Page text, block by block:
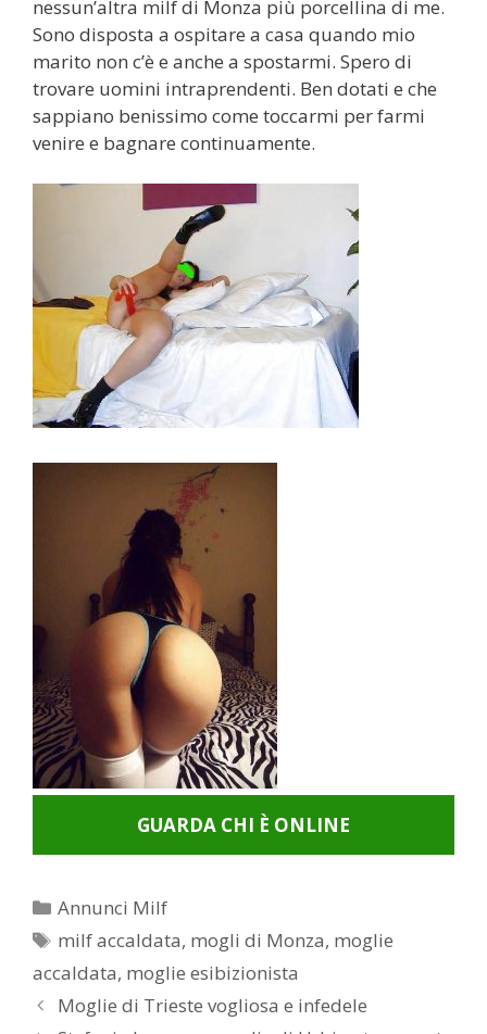
nessun’altra milf di Monza più porcellina di me.
Sono disposta a ospitare a casa quando mio
marito non c’è e anche a spostarmi. Spero di
trovare uomini intraprendenti. Ben dotati e che
sappiano benissimo come toccarmi per farmi
venire e bagnare continuamente.
GUARDA CHI È ONLINE
Categorie
Annunci Milf
Tag
milf accaldata, mogli di Monza, moglie
accaldata, moglie esibizionista
Post
navigation
Moglie di Trieste vogliosa e infedele